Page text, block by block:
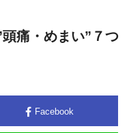
頭痛・めまい”７つ
Facebook